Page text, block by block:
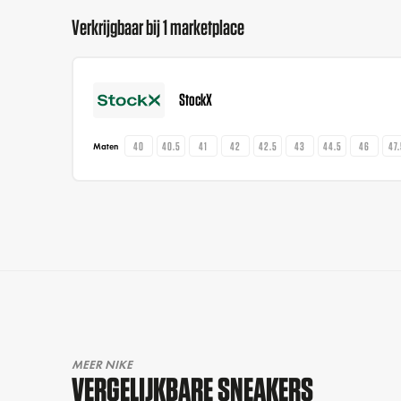
Verkrijgbaar bij 1 marketplace
StockX
Maten 40 40.5 41 42 42.5 43 44.5 46
MEER NIKE
VERGELIJKBARE SNEAKERS